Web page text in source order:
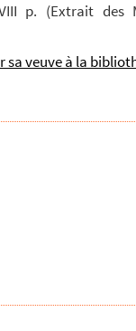
p. (Extrait
veuve à la